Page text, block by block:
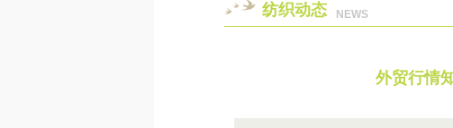
纺织动态 NEWS
外贸行情